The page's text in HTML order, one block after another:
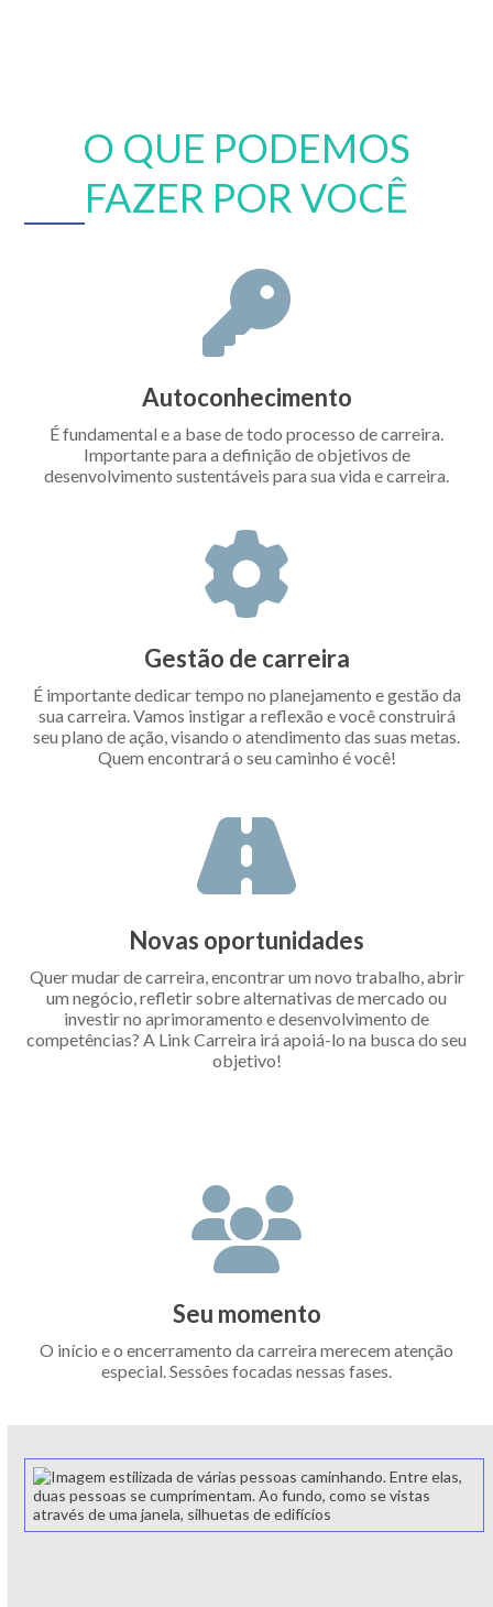
O QUE PODEMOS
FAZER POR VOCÊ
Autoconhecimento
É fundamental e a base de todo processo de carreira.
Importante para a definição de objetivos de
desenvolvimento sustentáveis para sua vida e carreira.
Gestão de carreira
É importante dedicar tempo no planejamento e gestão da
sua carreira. Vamos instigar a reflexão e você construirá
seu plano de ação, visando o atendimento das suas metas.
Quem encontrará o seu caminho é você!
Novas oportunidades
Quer mudar de carreira, encontrar um novo trabalho, abrir
um negócio, refletir sobre alternativas de mercado ou
investir no aprimoramento e desenvolvimento de
competências? A Link Carreira irá apoiá-lo na busca do seu
objetivo!
Seu momento
O início e o encerramento da carreira merecem atenção
especial. Sessões focadas nessas fases.